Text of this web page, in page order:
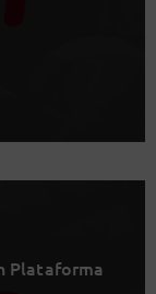
Plataforma